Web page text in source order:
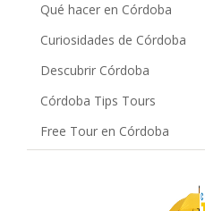
Qué hacer en Córdoba
Curiosidades de Córdoba
Descubrir Córdoba
Córdoba Tips Tours
Free Tour en Córdoba